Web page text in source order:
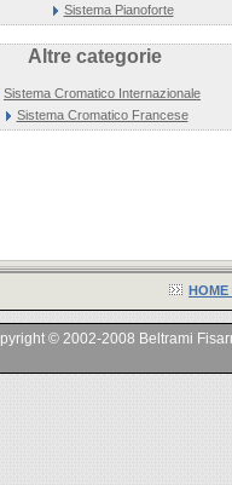
Sistema Pianoforte
Altre categorie
Sistema Cromatico Internazionale
Sistema Cromatico Francese
HOME
© 2002-2008 Beltrami